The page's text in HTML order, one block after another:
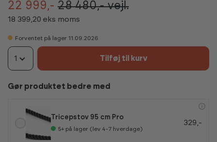
22 999,- 28 480,-vejl.
18 399,20 eks moms
Forventet på lager 11.09.2026
1 Tilføj til kurv
Gør produktet bedre med
Tricepstov 95 cm Pro
5+ på lager (lev 4-7 hverdage)
329,-